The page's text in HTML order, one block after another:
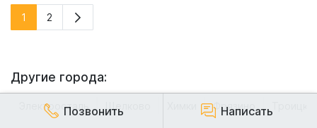
1 2
Другие города:
Электросталь Фрязино
Позвонить Написать